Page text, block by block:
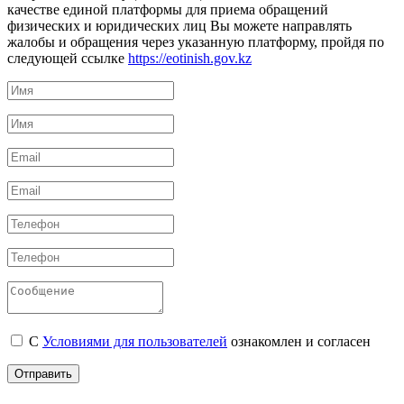
качестве единой платформы для приема обращений
физических и юридических лиц Вы можете направлять
жалобы и обращения через указанную платформу, пройдя по
следующей ссылке https://eotinish.gov.kz
С Условиями для пользователей ознакомлен и согласен
Отправить